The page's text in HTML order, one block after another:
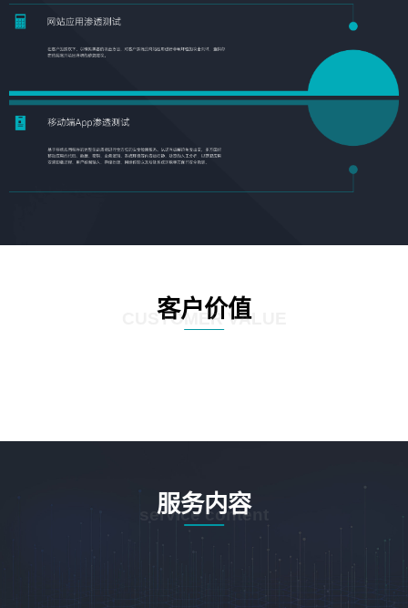
客户价值
CUSTOMER VALUE
服务内容
service content